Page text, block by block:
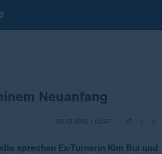
Neuanfang
09.03.2025 | 02:57
sprechen Ex-Turnerin Kim Bui und